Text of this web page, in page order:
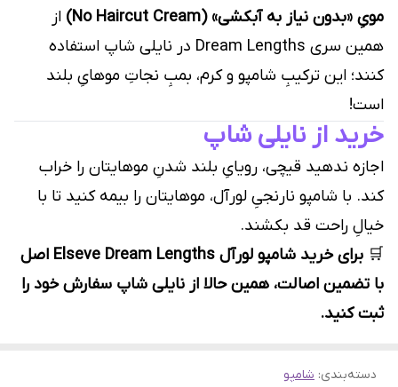
مویِ «بدون نیاز به آبکشی» (No Haircut Cream)
از
همین سری Dream Lengths در نایلی شاپ استفاده
کنند؛ این ترکیبِ شامپو و کرم، بمبِ نجاتِ موهایِ بلند
است!
خرید از نایلی شاپ
اجازه ندهید قیچی، رویایِ بلند شدنِ موهایتان را خراب
کند. با شامپو نارنجیِ لورآل، موهایتان را بیمه کنید تا با
خیالِ راحت قد بکشند.
🛒
برای خرید شامپو لورآل Elseve Dream Lengths اصل
با تضمین اصالت، همین حالا از نایلی شاپ سفارش خود را
ثبت کنید.
دسته‌بندی: شامپو